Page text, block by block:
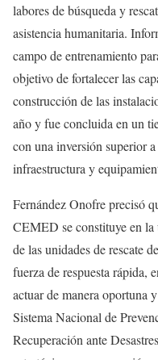
labores de búsqueda y
asistencia humanitaria.
campo de entrenamiento
objetivo de fortalecer las
construcción de las
año y fue concluida en un
con una inversión superior
infraestructura y
Fernández Onofre precisó
CEMED se constituye en
de las unidades de rescate
fuerza de respuesta rápida,
actuar de manera oportuna
Sistema Nacional de
Recuperación ante